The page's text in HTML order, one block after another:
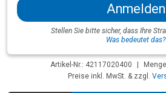
Anmelden
Stellen Sie bitte sicher, dass Ihre
Was bedeutet das?
Artikel-Nr.: 42117020400 |
Preise inkl. MwSt. & zzgl.